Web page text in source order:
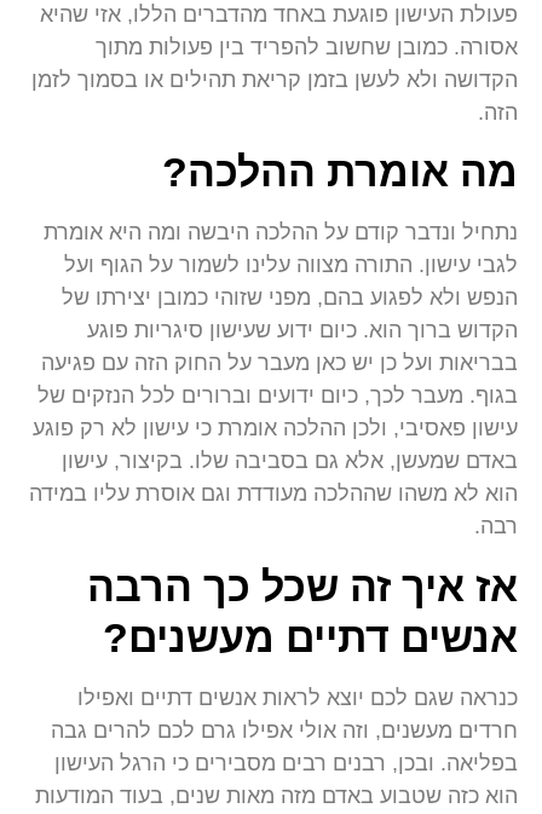
פעולת העישון פוגעת באחד מהדברים הללו, אזי שהיא
אסורה. כמובן שחשוב להפריד בין פעולות מתוך
הקדושה ולא לעשן בזמן קריאת תהילים או בסמוך לזמן
הזה.
מה אומרת ההלכה?
נתחיל ונדבר קודם על ההלכה היבשה ומה היא אומרת
לגבי עישון. התורה מצווה עלינו לשמור על הגוף ועל
הנפש ולא לפגוע בהם, מפני שזוהי כמובן יצירתו של
הקדוש ברוך הוא. כיום ידוע שעישון סיגריות פוגע
בבריאות ועל כן יש כאן מעבר על החוק הזה עם פגיעה
בגוף. מעבר לכך, כיום ידועים וברורים לכל הנזקים של
עישון פאסיבי, ולכן ההלכה אומרת כי עישון לא רק פוגע
באדם שמעשן, אלא גם בסביבה שלו. בקיצור, עישון
הוא לא משהו שההלכה מעודדת וגם אוסרת עליו במידה
רבה.
אז איך זה שכל כך הרבה
אנשים דתיים מעשנים?
כנראה שגם לכם יוצא לראות אנשים דתיים ואפילו
חרדים מעשנים, וזה אולי אפילו גרם לכם להרים גבה
בפליאה. ובכן, רבנים רבים מסבירים כי הרגל העישון
הוא כזה שטבוע באדם מזה מאות שנים, בעוד המודעות